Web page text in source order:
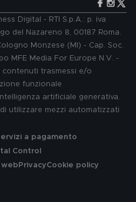
Digital - RTI S.p.A.: p. iva
del Nazareno 8, 00187 Roma.
Monzese (MI) - Cap. Soc.
MFE Media For Europe N.V. -
contenuti trasmessi e/o
funzionale
artificiale generativa.
utilizzare mezzi automatizzati
a pagamento
Control
PrivacyCookie policy